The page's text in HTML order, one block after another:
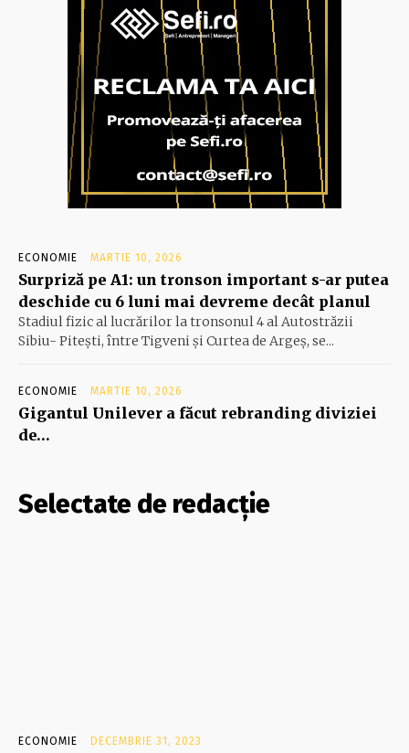
ECONOMIE MARTIE 10, 2026
Surpriză pe A1: un tronson important s-ar putea
deschide cu 6 luni mai devreme decât planul
Stadiul fizic al lucrărilor la tronsonul 4 al Autostrăzii
Sibiu- Piteşti, între Tigveni şi Curtea de Argeş, se...
ECONOMIE MARTIE 10, 2026
Gigantul Unilever a făcut rebranding diviziei
de…
Selectate de redacție
ECONOMIE DECEMBRIE 31, 2023